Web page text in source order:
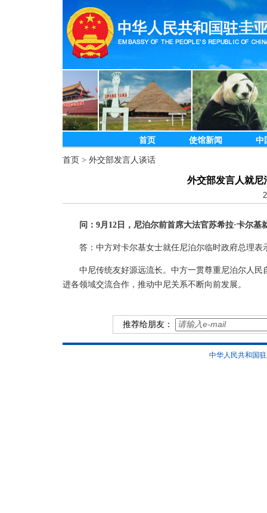
首页 使馆新闻 中
首页 > 外交部发言人谈话
外交部发言人就尼
问：9月12日，尼泊尔前首席大法官苏希拉·卡尔
答：中方对卡尔基女士就任尼泊尔临时政府总理表
中尼传统友好源远流长。中方一贯尊重尼泊尔人
进各领域交流合作，推动中尼关系不断向前发展。
推荐给朋友：
中华人民共和国